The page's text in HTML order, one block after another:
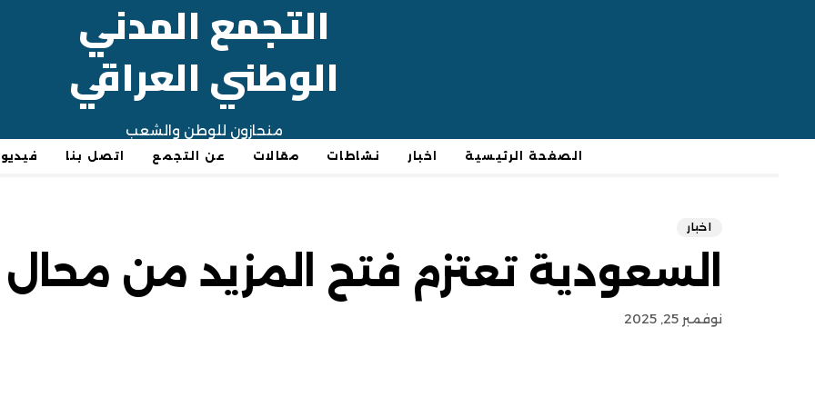
التجمع المدني
الوطني العراقي
منحازون للوطن والشعب
الصفحة الرئيسية اخبار نشاطات مقالات عن التجمع اتصل بنا
اخبار
السعودية تعتزم فتح المزيد من محال
نوفمبر 25, 2025